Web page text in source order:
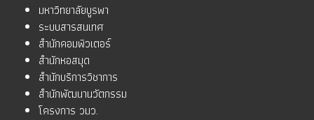
มหาวิทยาลัยบูรพา
ระบบสารสนเทศ
สำนักคอมพิวเตอร์
สำนักหอสมุด
สำนักบริการวิชาการ
สำนักพัฒนานวัตกรรม
โครงการ วมว.